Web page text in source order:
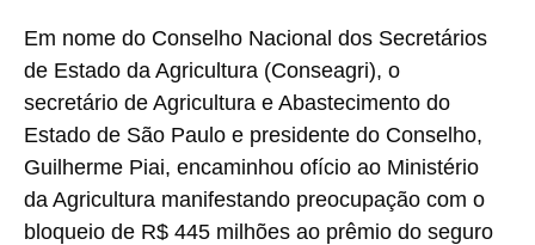
Em nome do Conselho Nacional dos Secretários
de Estado da Agricultura (Conseagri), o
secretário de Agricultura e Abastecimento do
Estado de São Paulo e presidente do Conselho,
Guilherme Piai, encaminhou ofício ao Ministério
da Agricultura manifestando preocupação com o
bloqueio de R$ 445 milhões ao prêmio do seguro